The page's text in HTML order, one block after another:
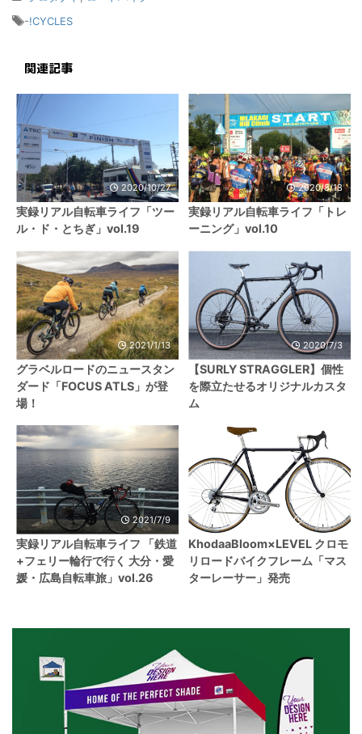
-!CYCLES
関連記事
2020/10/27
実録リアル自転車ライフ「ツー
ル・ド・とちぎ」vol.19
2020/8/18
実録リアル自転車ライフ「トレ
ーニング」vol.10
2021/1/13
グラベルロードのニュースタン
ダード「FOCUS ATLS」が登
場！
2020/7/3
【SURLY STRAGGLER】個性
を際立たせるオリジナルカスタ
ム
2021/7/9
実録リアル自転車ライフ 「鉄道
+フェリー輪行で行く 大分・愛
媛・広島自転車旅」vol.26
2021/6/1
KhodaaBloom×LEVEL クロモ
リロードバイクフレーム「マス
ターレーサー」発売